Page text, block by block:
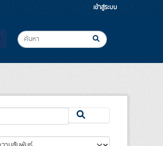
เข้าสู่ระบบ